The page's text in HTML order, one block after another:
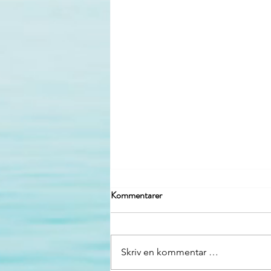
Kommentarer
Skriv en kommentar …